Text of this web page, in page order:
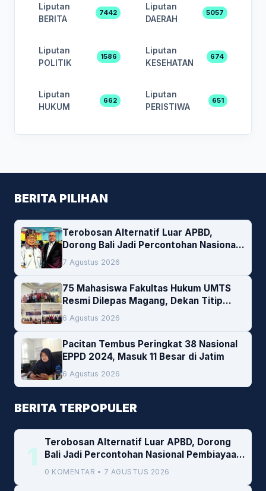
Liputan
BERITA
7442
Liputan
DAERAH
5057
Liputan
POLITIK
1586
Liputan
KESEHATAN
674
Liputan
HUKUM
662
Liputan
PERISTIWA
651
BERITA PILIHAN
Terobosan Alternatif Luar APBD,
Dorong Bali Jadi Percontohan Nasional
Pembiayaan Daerah
7 Agustus 2026
75 Mahasiswa Fakultas Hukum UMTS
Resmi Dilepas Magang, Dekan Titip
Empat Pesan Penting
6 Agustus 2026
Pacitan Tembus Peringkat 38 Nasional
EPPD 2024, Masuk 11 Besar di Jatim
6 Agustus 2026
BERITA TERPOPULER
1
Terobosan Alternatif Luar APBD, Dorong
Bali Jadi Percontohan Nasional Pembiayaan
Daerah
0 KOMENTAR • 7 AGUSTUS 2026